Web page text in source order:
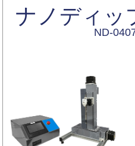
ナノディッ
ND-